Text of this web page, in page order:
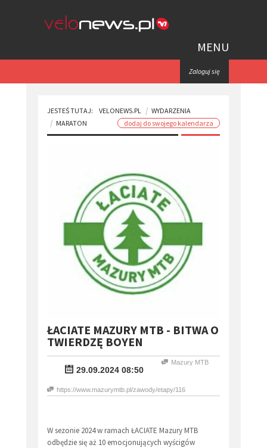
MENU
Zaloguj się
JESTEŚ TUTAJ: VELONEWS.PL
WYDARZENIA
MARATON
dodaj do swojego kalendarza
ŁACIATE MAZURY MTB - BITWA O
TWIERDZĘ BOYEN
29.09.2024 08:50
Mazury MTB
https://www.mazurymtb.pl/zawody/etapy/116
W sezonie 2024 w ramach ŁACIATE Mazury MTB
odbędzie się aż 10 emocjonujących wyścigów